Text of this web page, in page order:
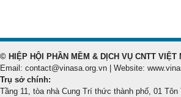
© HIỆP HỘI PHẦN MỀM & DỊCH VỤ CNTT VIỆT
Email: contact@vinasa.org.vn | Website:
Trụ sở chính:
Tầng 11, tòa nhà Cung Trí thức thành phố, 01